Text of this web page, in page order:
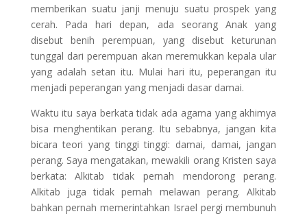
memberikan suatu janji menuju suatu prospek yang
cerah. Pada hari depan, ada seorang Anak yang
disebut benih perempuan, yang disebut keturunan
tunggal dari perempuan akan meremukkan kepala ular
yang adalah setan itu. Mulai hari itu, peperangan itu
menjadi peperangan yang menjadi dasar damai.
Waktu itu saya berkata tidak ada agama yang akhimya
bisa menghentikan perang. Itu sebabnya, jangan kita
bicara teori yang tinggi tinggi: damai, damai, jangan
perang. Saya mengatakan, mewakili orang Kristen saya
berkata: Alkitab tidak pernah mendorong perang.
Alkitab juga tidak pernah melawan perang. Alkitab
bahkan pernah memerintahkan Israel pergi membunuh